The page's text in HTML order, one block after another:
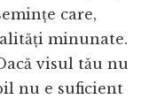
care,
minunate.
visul tău nu
nu e suficient